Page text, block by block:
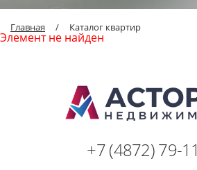
Главная / Каталог квартир
Элемент не найден
+7 (4872) 79-